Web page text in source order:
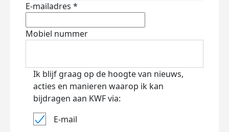
E-mailadres *
Mobiel nummer
Ik blijf graag op de hoogte van nieuws,
acties en manieren waarop ik kan
bijdragen aan KWF via:
E-mail